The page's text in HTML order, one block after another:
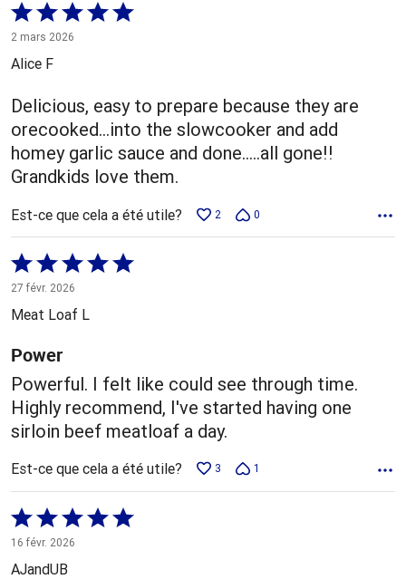
Coté
5 sur
5
2 mars 2026
Alice F
Delicious, easy to prepare because they are
orecooked...into the slowcooker and add
homey garlic sauce and done.....all gone!!
Grandkids love them.
Est-ce que cela a été utile? 2 0
Coté
5 sur
5
27 févr. 2026
Meat Loaf L
Power
Powerful. I felt like could see through time.
Highly recommend, I've started having one
sirloin beef meatloaf a day.
Est-ce que cela a été utile? 3 1
Coté
5 sur
5
16 févr. 2026
AJandUB